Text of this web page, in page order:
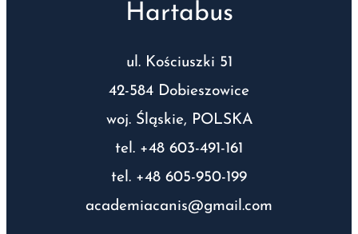
Hartabus
ul. Kościuszki 51
42-584 Dobieszowice
woj. Śląskie, POLSKA
tel. +48 603-491-161
tel. +48 605-950-199
academiacanis@gmail.com